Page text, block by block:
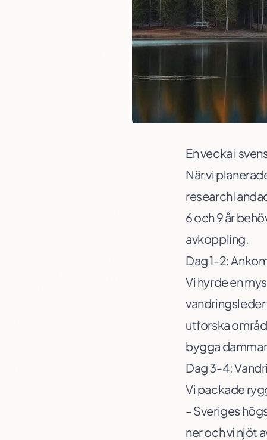
En vecka i
När vi
research
6 och 9 år
avkoppling.
Dag 1-2:
Vi hyrde en
utforska
bygga
Dag 3-4:
Vi packade
– Sveriges
ner och vi njöt